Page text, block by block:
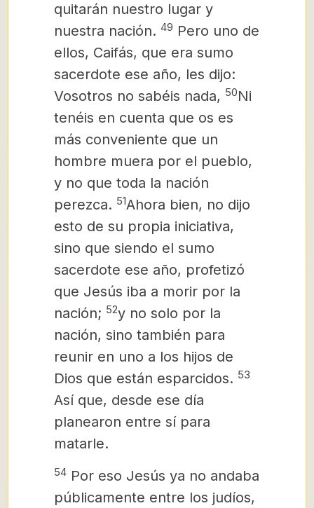
quitarán nuestro lugar y
nuestra nación. 49 Pero uno de
ellos, Caifás, que era sumo
sacerdote ese año, les dijo:
Vosotros no sabéis nada, 50Ni
tenéis en cuenta que os es
más conveniente que un
hombre muera por el pueblo,
y no que toda la nación
perezca. 51Ahora bien, no dijo
esto de su propia iniciativa,
sino que siendo el sumo
sacerdote ese año, profetizó
que Jesús iba a morir por la
nación; 52y no solo por la
nación, sino también para
reunir en uno a los hijos de
Dios que están esparcidos. 53
Así que, desde ese día
planearon entre sí para
matarle.
54 Por eso Jesús ya no andaba
públicamente entre los judíos,